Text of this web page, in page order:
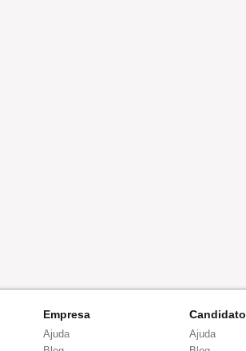
Empresa
Ajuda
Candidato
Ajuda